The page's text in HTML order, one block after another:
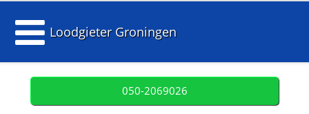
Loodgieter Groningen
050-2069026